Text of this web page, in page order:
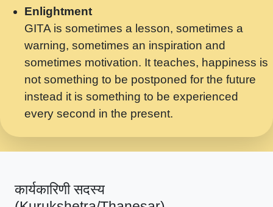
Maharaj.mp3
यह हसरत तलब ह नकज कमर Yahi Hasraten
Talab Hai Bhav Pravah #bhajan.mp3
लडल ज बल ल क ज न लग Sadhvi Purnima Ji
7.9.2021 जवल नगर दलल #बसर.mp3
सख भ मझ पयर ह दख भ मझ पयर ह!छड म कस दत
सपरहट भजन 2021 - तर अखय ह जद भर बहर ज म
सपरहट शयम भजन - जय जय शयम जय जय शयम
Enlightment
GITA is sometimes a lesson, sometimes a
warning, sometimes an inspiration and
sometimes motivation. It teaches, happiness is
not something to be postponed for the future
instead it is something to be experienced
every second in the present.
कार्यकारिणी सदस्य